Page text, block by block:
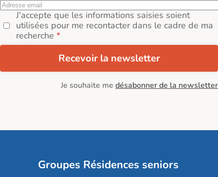
J'accepte que les informations saisies soient
utilisées pour me recontacter dans le cadre de ma
recherche
Recevoir la newsletter
Je souhaite me désabonner de la newsletter
Groupes Résidences seniors